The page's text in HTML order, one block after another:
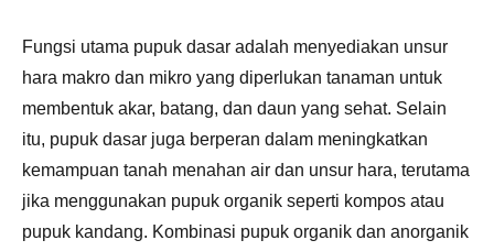
Fungsi utama pupuk dasar adalah menyediakan unsur
hara makro dan mikro yang diperlukan tanaman untuk
membentuk akar, batang, dan daun yang sehat. Selain
itu, pupuk dasar juga berperan dalam meningkatkan
kemampuan tanah menahan air dan unsur hara, terutama
jika menggunakan pupuk organik seperti kompos atau
pupuk kandang. Kombinasi pupuk organik dan anorganik